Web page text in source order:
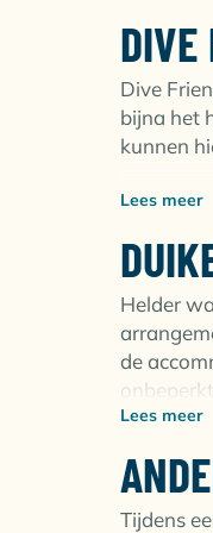
In uw
Geen zin
DIVE
Dive
bijna het
kunnen
Omdat
een
uitgerust
Bezoek
1. Yellow
2. Dive
3.
Lees meer
Helder
de
Bonaire
Lees meer
Tijdens